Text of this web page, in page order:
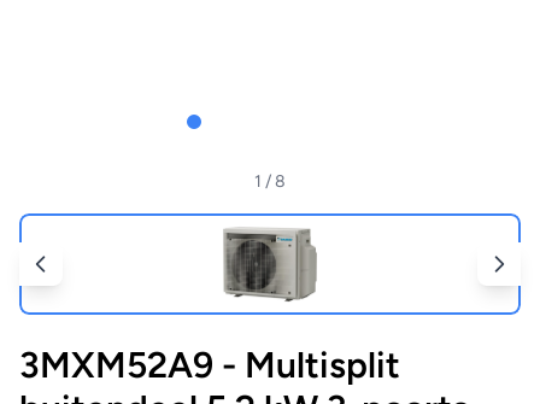
1 / 8
3MXM52A9 - Multisplit